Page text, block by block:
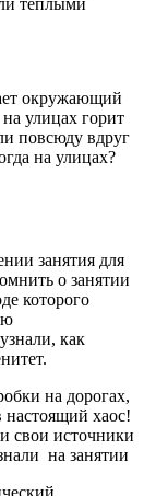
теплыми
окружающий
улицах горит
повсюду вдруг
на улицах?
занятия для
о занятии
которого
как
на дорогах,
настоящий хаос!
свои источники
на занятии